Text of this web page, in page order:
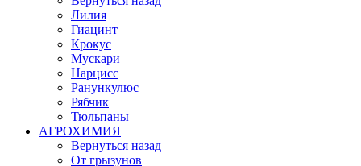
Лилия
Гиацинт
Крокус
Мускари
Нарцисс
Ранункулюс
Рябчик
Тюльпаны
АГРОХИМИЯ
Вернуться назад
От грызунов